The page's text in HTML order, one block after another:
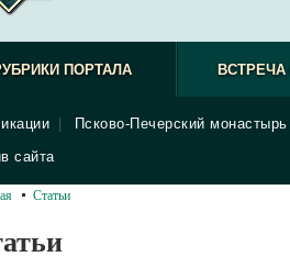
ПОРТАЛА
Псково-Печерский монастырь
сайта
Статьи